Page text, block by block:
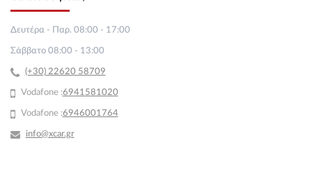
Δευτέρα - Παρ. 08:00 - 17:00
Σάββατο 08:00 - 13:00
(+30) 22620 58709
Vodafone :6941581020
Vodafone :6946001764
info@xcar.gr